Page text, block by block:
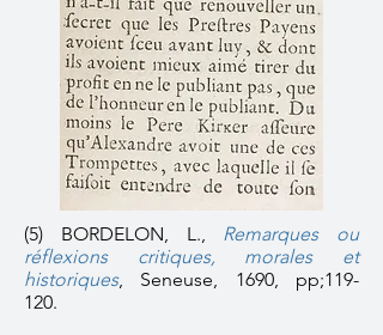
(5) BORDELON, L., Remarques ou
réflexions critiques, morales et
historiques, Seneuse, 1690, pp;119-
120.